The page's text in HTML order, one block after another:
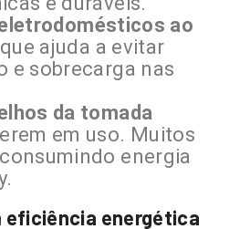
ao
ajuda a evitar
e sobrecarga nas
da tomada
em uso. Muitos
energia
eficiência energética